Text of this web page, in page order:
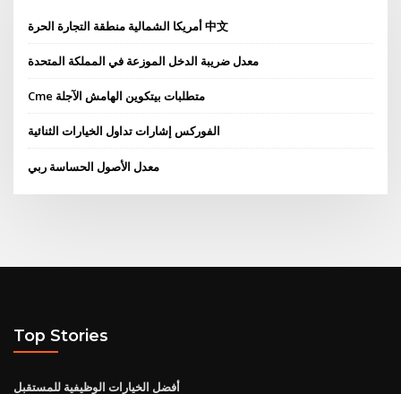
أمريكا الشمالية منطقة التجارة الحرة 中文
معدل ضريبة الدخل الموزعة في المملكة المتحدة
Cme متطلبات بيتكوين الهامش الآجلة
الفوركس إشارات تداول الخيارات الثنائية
معدل الأصول الحساسة ربي
Top Stories
أفضل الخيارات الوظيفية للمستقبل